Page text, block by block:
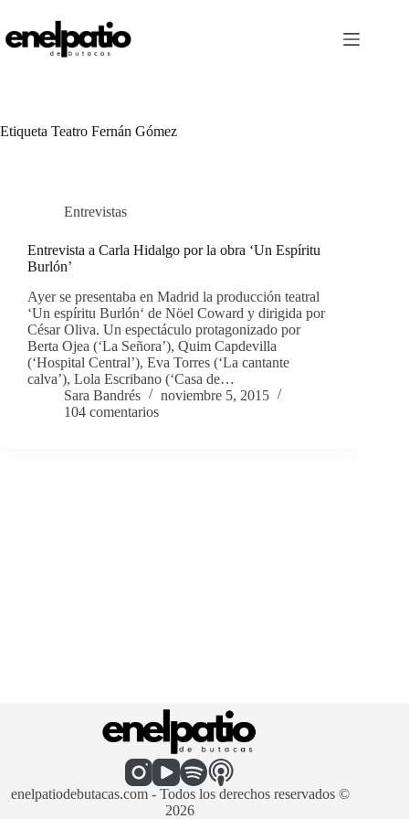
contenido
Etiqueta Teatro Fernán Gómez
Entrevistas
Entrevista a Carla Hidalgo por la obra ‘Un Espíritu
Burlón’
Ayer se presentaba en Madrid la producción teatral
‘Un espíritu Burlón‘ de Nöel Coward y dirigida por
César Oliva. Un espectáculo protagonizado por
Berta Ojea (‘La Señora’), Quim Capdevilla
(‘Hospital Central’), Eva Torres (‘La cantante
calva’), Lola Escribano (‘Casa de…
Sara Bandrés
noviembre 5, 2015
104 comentarios
enelpatiodebutacas.com - Todos los derechos reservados ©
2026